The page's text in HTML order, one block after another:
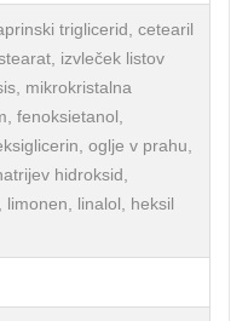
triglicerid, cetearil
izvleček listov
mikrokristalna
fenoksietanol,
oglje v prahu,
hidroksid,
limonen, linalol, heksil